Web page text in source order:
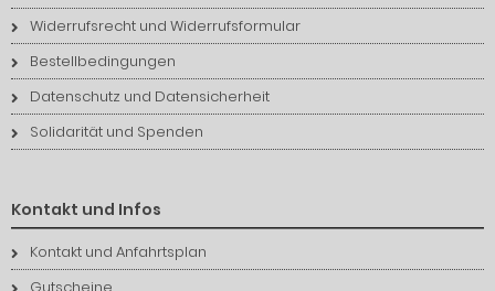
Widerrufsrecht und Widerrufsformular
Bestellbedingungen
Datenschutz und Datensicherheit
Solidarität und Spenden
Kontakt und Infos
Kontakt und Anfahrtsplan
Gutscheine